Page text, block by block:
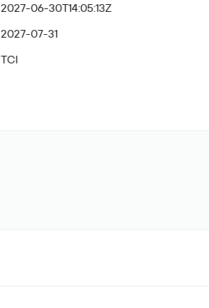
2027-06-30T14:05:13Z
2027-07-31
TCI